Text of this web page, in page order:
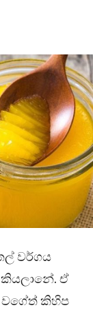
වර්ගය
ඒ
වගේත් කිහිප